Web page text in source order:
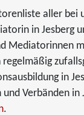
aller bei
in Jesberg
Mediatorinnen
in
Verbänden
.